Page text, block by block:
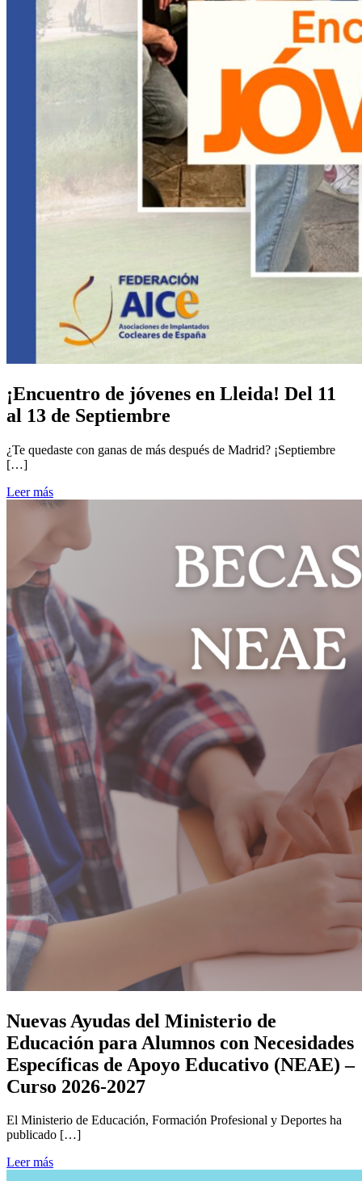
¡Encuentro de jóvenes en Lleida! Del 11
al 13 de Septiembre
¿Te quedaste con ganas de más después de Madrid? ¡Septiembre
[…]
Leer más
Nuevas Ayudas del Ministerio de
Educación para Alumnos con Necesidades
Específicas de Apoyo Educativo (NEAE) –
Curso 2026-2027
El Ministerio de Educación, Formación Profesional y Deportes ha
publicado […]
Leer más